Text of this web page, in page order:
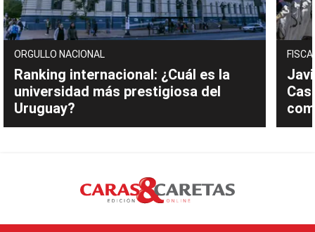
ORGULLO NACIONAL
Ranking internacional: ¿Cuál es la
universidad más prestigiosa del
Uruguay?